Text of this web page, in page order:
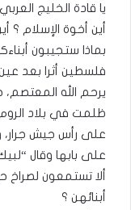
يا قادة الخليج
أين أخوة الإسلام ؟
بماذا ستجيبون
فلسطين أثرا بعد
يرحم الله
ظلمت في بلاد
على رأس جيش جرار،
على بابها وقال
ألا تستمعون لصراخ
أبنائهن ؟